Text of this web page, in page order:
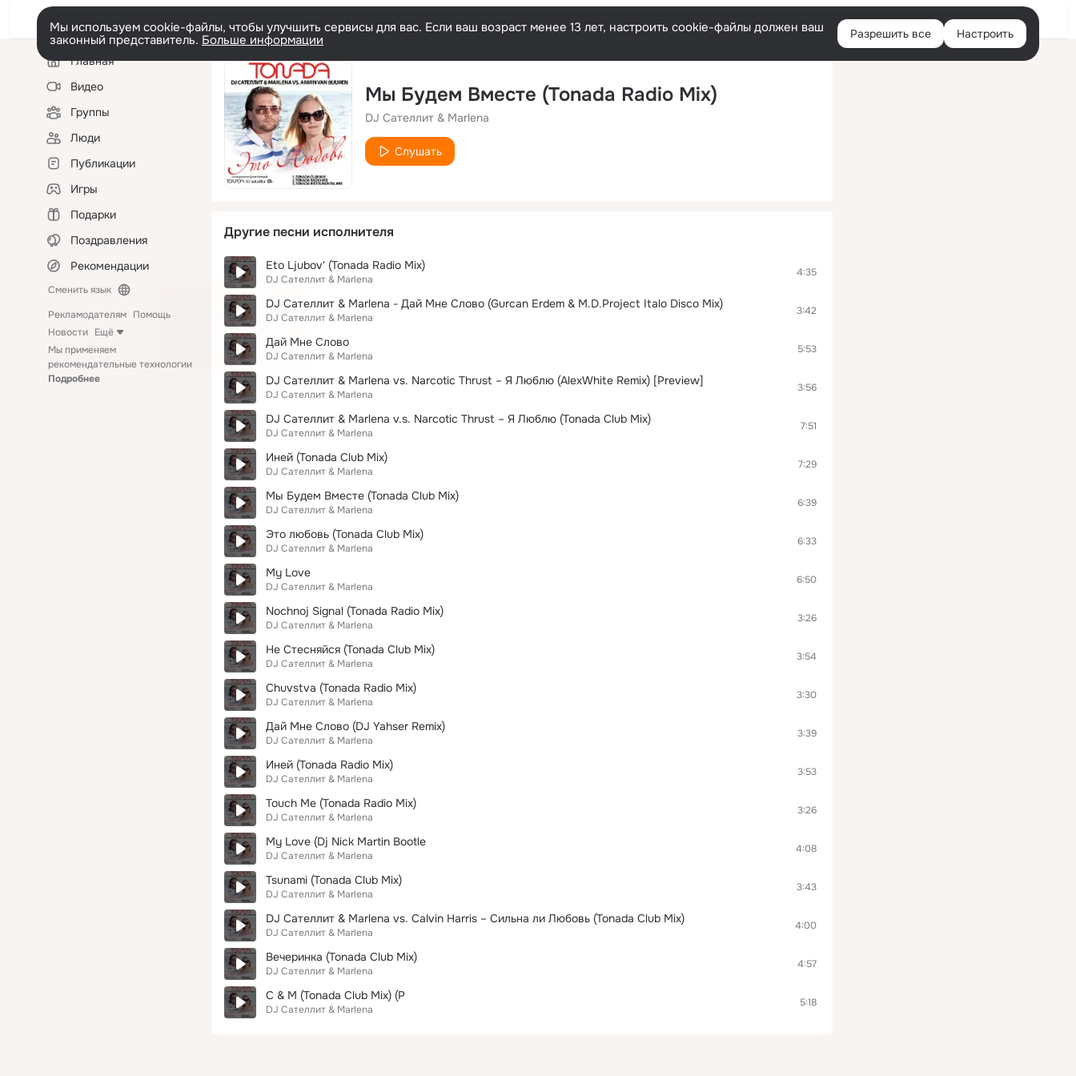
Войти
Мы используем cookie-файлы, чтобы улучшить сервисы для вас. Если ваш возраст менее 13 лет, настроить cookie-файлы должен ваш
законный представитель. Больше информации Разрешить все Настроить
Левая
колонкаГлавная
Видео
Группы
Люди
Публикации
Игры
Подарки
Поздравления
Рекомендации
Сменить язык
Рекламодателям Помощь
Новости Ещё
Мы применяем
рекомендательные технологии
Подробнее
Мы Будем Вместе (Tonada Radio Mix)
DJ Сателлит & Marlena
Слушать
Другие песни исполнителя
Eto Ljubov' (Tonada Radio Mix)
DJ Сателлит & Marlena
4:35
DJ Сателлит & Marlena - Дай Мне Слово (Gurcan Erdem & M.D.Project Italo Disco Mix)
DJ Сателлит & Marlena
3:42
Дай Мне Слово
DJ Сателлит & Marlena
5:53
DJ Сателлит & Marlena vs. Narcotic Thrust – Я Люблю (AlexWhite Remix) [Preview]
DJ Сателлит & Marlena
3:56
DJ Сателлит & Marlena v.s. Narcotic Thrust – Я Люблю (Tonada Club Mix)
DJ Сателлит & Marlena
7:51
Иней (Tonada Club Mix)
DJ Сателлит & Marlena
7:29
Мы Будем Вместе (Tonada Club Mix)
DJ Сателлит & Marlena
6:39
Это любовь (Tonada Club Mix)
DJ Сателлит & Marlena
6:33
My Love
DJ Сателлит & Marlena
6:50
Nochnoj Signal (Tonada Radio Mix)
DJ Сателлит & Marlena
3:26
Не Стесняйся (Tonada Club Mix)
DJ Сателлит & Marlena
3:54
Chuvstva (Tonada Radio Mix)
DJ Сателлит & Marlena
3:30
Дай Мне Слово (DJ Yahser Remix)
DJ Сателлит & Marlena
3:39
Иней (Tonada Radio Mix)
DJ Сателлит & Marlena
3:53
Touch Me (Tonada Radio Mix)
DJ Сателлит & Marlena
3:26
My Love (Dj Nick Martin Bootle
DJ Сателлит & Marlena
4:08
Tsunami (Tonada Club Mix)
DJ Сателлит & Marlena
3:43
DJ Сателлит & Marlena vs. Calvin Harris – Сильна ли Любовь (Tonada Club Mix)
DJ Сателлит & Marlena
4:00
Вечеринка (Tonada Club Mix)
DJ Сателлит & Marlena
4:57
C & M (Tonada Club Mix) (P
DJ Сателлит & Marlena
5:18